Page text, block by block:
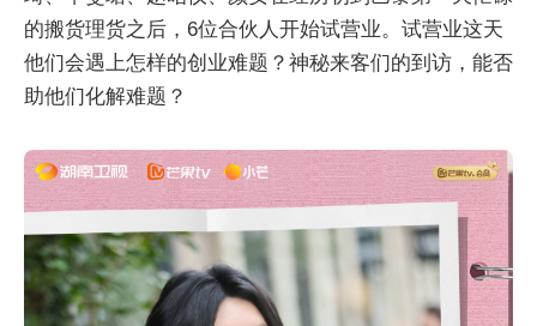
的搬货理货之后，6位合伙人开始试营业。试营业这天
他们会遇上怎样的创业难题？神秘来客们的到访，能否
助他们化解难题？